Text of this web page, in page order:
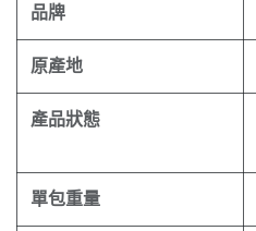
品牌
原產地
產品狀態
單包重量